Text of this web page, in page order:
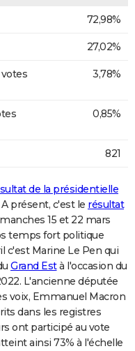
72,98%
27,02%
3,78%
0,85%
821
de la présidentielle
présent, c'est le résultat
15 et 22 mars
temps fort politique
c'est Marine Le Pen qui
Grand Està l'occasion du
L'ancienne députée
voix, Emmanuel Macron
dans les registres
ont participé au vote
ainsi 73% à l'échelle